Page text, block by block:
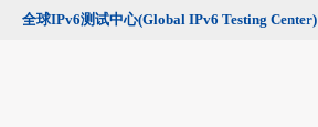
全球IPv6测试中心(Global IPv6 Testing Center)